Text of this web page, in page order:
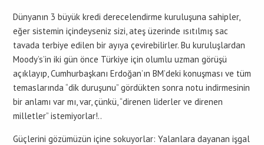
Dünyanın 3 büyük kredi derecelendirme kuruluşuna sahipler,
eğer sistemin içindeyseniz sizi, ateş üzerinde ısıtılmış sac
tavada terbiye edilen bir ayıya çevirebilirler. Bu kuruluşlardan
Moody’s’in iki gün önce Türkiye için olumlu uzman görüşü
açıklayıp, Cumhurbaşkanı Erdoğan’ın BM’deki konuşması ve tüm
temaslarında “dik duruşunu” gördükten sonra notu indirmesinin
bir anlamı var mı, var, çünkü, “direnen liderler ve direnen
milletler” istemiyorlar!..
Güçlerini gözümüzün içine sokuyorlar: Yalanlara dayanan işgal